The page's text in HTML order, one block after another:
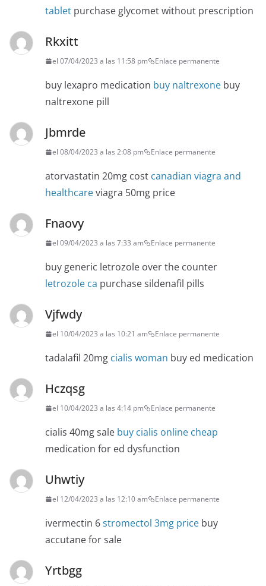
tablet purchase glycomet without prescription
Rkxitt
el 07/04/2023 a las 11:58 pm Enlace permanente
buy lexapro medication buy naltrexone buy
naltrexone pill
Jbmrde
el 08/04/2023 a las 2:08 pm Enlace permanente
atorvastatin 20mg cost canadian viagra and
healthcareviagra 50mg price
Fnaovy
el 09/04/2023 a las 7:33 am Enlace permanente
buy generic letrozole over the counter
letrozole ca purchase sildenafil pills
Vjfwdy
el 10/04/2023 a las 10:21 am Enlace permanente
tadalafil 20mg cialis woman buy ed medication
Hczqsg
el 10/04/2023 a las 4:14 pm Enlace permanente
cialis 40mg sale buy cialis online cheap
medication for ed dysfunction
Uhwtiy
el 12/04/2023 a las 12:10 am Enlace permanente
ivermectin 6stromectol 3mg price buy
accutane for sale
Yrtbgg